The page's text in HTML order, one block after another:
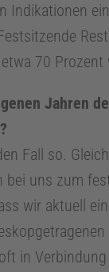
Indikationen
70 Prozent
Jahren
Fall so.
bei uns zum
wir aktuell
in